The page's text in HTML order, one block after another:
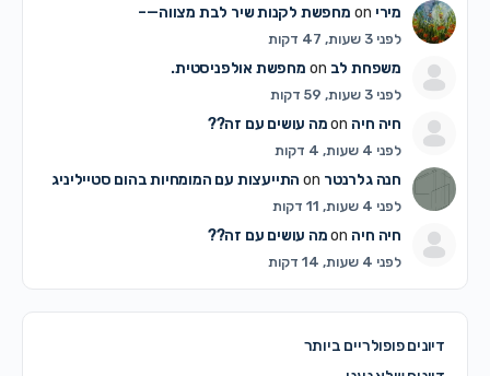
מיריon מחפשת לקנות שיר לבת מצווה—–
לפני 3 שעות, 47 דקות
משפחת לבon מחפשת אולפניסטית.
לפני 3 שעות, 59 דקות
חיה חיהon מה עושים עם זה??
לפני 4 שעות, 4 דקות
חנה גלרנטרon התייעצות עם המומחיות בהום סטייליניג
לפני 4 שעות, 11 דקות
חיה חיהon מה עושים עם זה??
לפני 4 שעות, 14 דקות
דיונים פופולריים ביותר